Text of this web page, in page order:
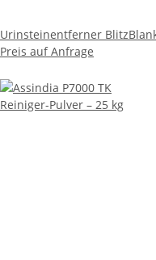
Urinsteinentferner
Preis auf Anfrage